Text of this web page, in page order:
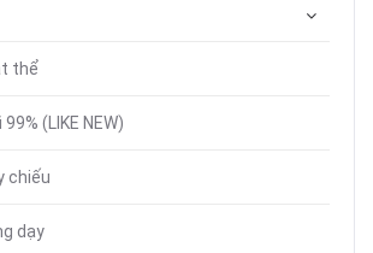
thể
(LIKE NEW)
chiếu
dạy